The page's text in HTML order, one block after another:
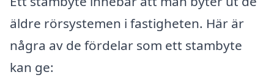
äldre rörsystemen i fastigheten. Här är
några av de fördelar som ett stambyte
kan ge: